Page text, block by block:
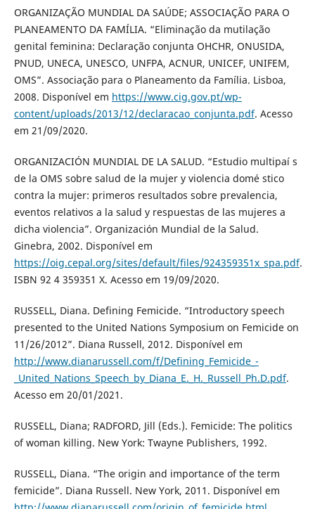
ORGANIZAÇÃO MUNDIAL DA SAÚDE; ASSOCIAÇÃO PARA O
PLANEAMENTO DA FAMÍLIA. “Eliminação da mutilação
genital feminina: Declaração conjunta OHCHR, ONUSIDA,
PNUD, UNECA, UNESCO, UNFPA, ACNUR, UNICEF, UNIFEM,
OMS”. Associação para o Planeamento da Família. Lisboa,
2008. Disponível em https://www.cig.gov.pt/wp-
content/uploads/2013/12/declaracao_conjunta.pdf. Acesso
em 21/09/2020.
ORGANIZACIÓN MUNDIAL DE LA SALUD. “Estudio multipaí s
de la OMS sobre salud de la mujer y violencia domé stico
contra la mujer: primeros resultados sobre prevalencia,
eventos relativos a la salud y respuestas de las mujeres a
dicha violencia”. Organización Mundial de la Salud.
Ginebra, 2002. Disponível em
https://oig.cepal.org/sites/default/files/924359351x_spa.pdf.
ISBN 92 4 359351 X. Acesso em 19/09/2020.
RUSSELL, Diana. Defining Femicide. “Introductory speech
presented to the United Nations Symposium on Femicide on
11/26/2012”. Diana Russell, 2012. Disponível em
http://www.dianarussell.com/f/Defining_Femicide_-
_United_Nations_Speech_by_Diana_E._H._Russell_Ph.D.pdf.
Acesso em 20/01/2021.
RUSSELL, Diana; RADFORD, Jill (Eds.). Femicide: The politics
of woman killing. New York: Twayne Publishers, 1992.
RUSSELL, Diana. “The origin and importance of the term
femicide”. Diana Russell. New York, 2011. Disponível em